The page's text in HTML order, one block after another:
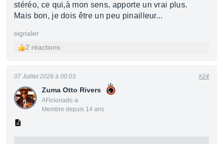
stéréo, ce qui,à mon sens, apporte un vrai plus.
Mais bon, je dois être un peu pinailleur...
signaler
2 réactions
Zuma Otto Rivers
AFicionado·a
Membre depuis 14 ans
07 Juillet 2026 à 00:03 #24